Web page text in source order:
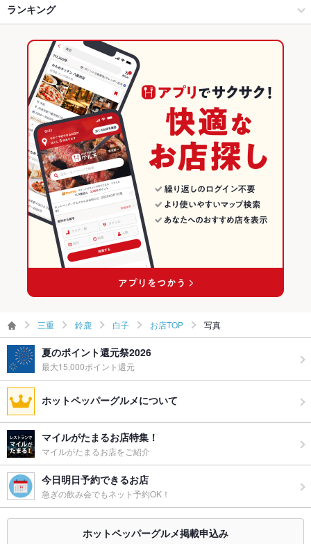
鈴鹿 × アジア・エスニック料理全般
白子駅 × アジア・エスニック料理
白子駅 × アジア・エスニック料理全般
白子 × アジア・エスニック料理全般
三重 × アジア・エスニック料理
三重 × アジア・エスニック料理全般
千代崎駅
鼓ケ浦駅
からあげ
揚げ餃子
ランキング
三重のグルメランキング
三重のアジア・エスニック料理ランキング
鈴鹿のグルメランキング
白子のグルメランキング
三重 鈴鹿 白子 お店TOP 写真
夏のポイント還元祭2026
最大15,000ポイント還元
ホットペッパーグルメについて
マイルがたまるお店特集！
マイルがたまるお店をご紹介
今日明日予約できるお店
急ぎの飲み会でもネット予約OK！
ホットペッパーグルメ掲載申込み